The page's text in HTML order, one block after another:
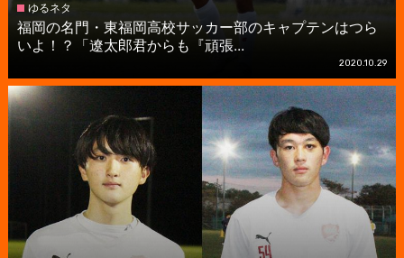
ゆるネタ
福岡の名門・東福岡高校サッカー部のキャプテンはつら
いよ！？「遼太郎君からも『頑張...
2020.10.29